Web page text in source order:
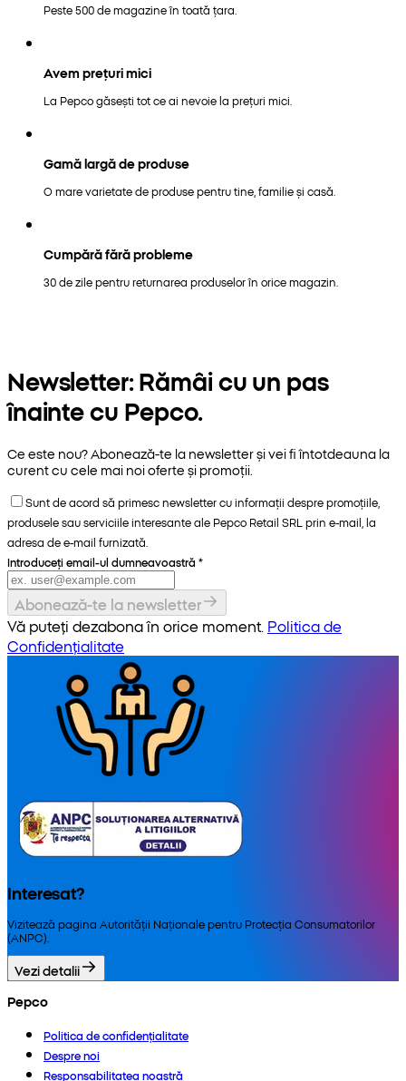
Peste 500 de magazine în toată țara.
Avem prețuri mici
La Pepco găsești tot ce ai nevoie la prețuri mici.
Gamă largă de produse
O mare varietate de produse pentru tine, familie și casă.
Cumpără fără probleme
30 de zile pentru returnarea produselor în orice magazin.
Newsletter: Rămâi cu un pas
înainte cu Pepco.
Ce este nou? Abonează-te la newsletter și vei fi întotdeauna la
curent cu cele mai noi oferte și promoții.
Sunt de acord să primesc newsletter cu informații despre promoțiile,
produsele sau serviciile interesante ale Pepco Retail SRL prin e-mail, la
adresa de e-mail furnizată.
Introduceți email-ul dumneavoastră *
Abonează-te la newsletter
Vă puteți dezabona în orice moment. Politica de
Confidențialitate
Interesat?
Vizitează pagina Autorității Naționale pentru Protecția Consumatorilor
(ANPC).
Vezi detalii
Pepco
Politica de confidențialitate
Despre noi
Responsabilitatea noastră